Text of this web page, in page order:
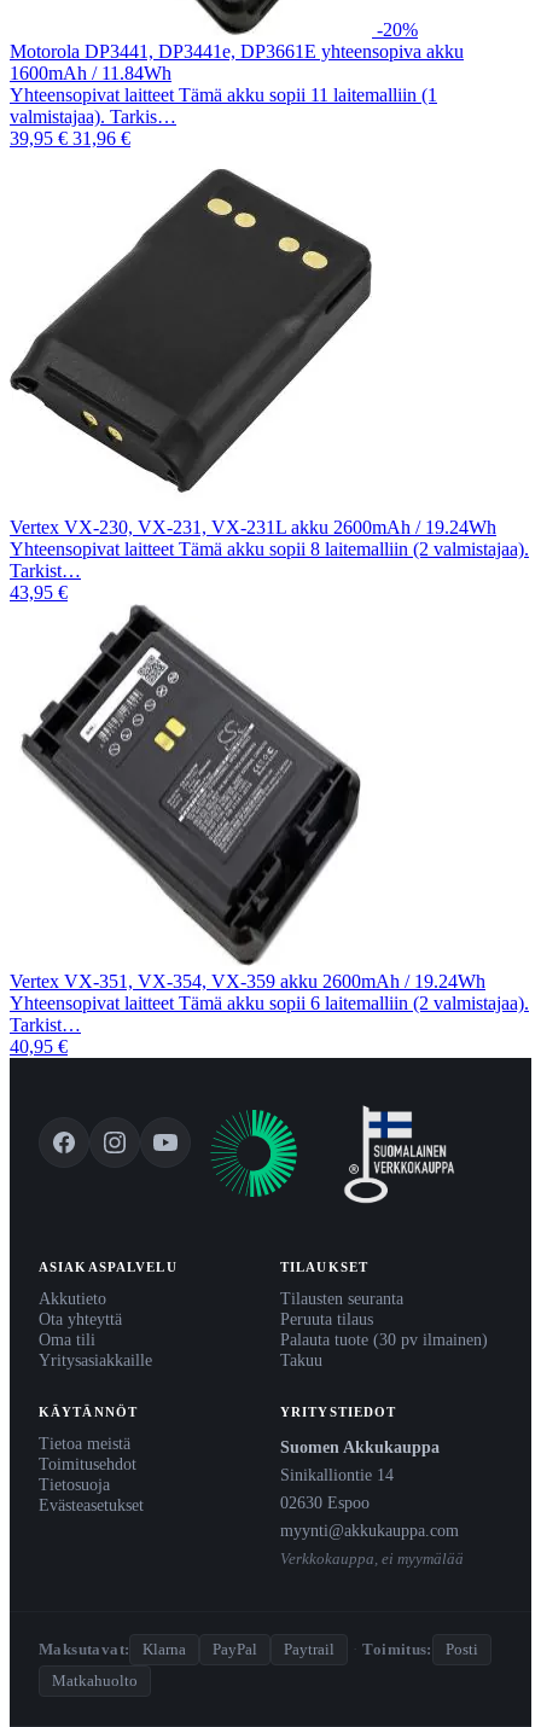
-20%
Motorola DP3441, DP3441e, DP3661E yhteensopiva akku
1600mAh / 11.84Wh
Yhteensopivat laitteet Tämä akku sopii 11 laitemalliin (1
valmistajaa). Tarkis…
39,95 € 31,96 €
Vertex VX-230, VX-231, VX-231L akku 2600mAh / 19.24Wh
Yhteensopivat laitteet Tämä akku sopii 8 laitemalliin (2 valmistajaa).
Tarkist…
43,95 €
Vertex VX-351, VX-354, VX-359 akku 2600mAh / 19.24Wh
Yhteensopivat laitteet Tämä akku sopii 6 laitemalliin (2 valmistajaa).
Tarkist…
40,95 €
ASIAKASPALVELU
Akkutieto
Ota yhteyttä
Oma tili
Yritysasiakkaille
TILAUKSET
Tilausten seuranta
Peruuta tilaus
Palauta tuote (30 pv ilmainen)
Takuu
KÄYTÄNNÖT
Tietoa meistä
Toimitusehdot
Tietosuoja
Evästeasetukset
YRITYSTIEDOT
Suomen Akkukauppa
Sinikalliontie 14
02630 Espoo
myynti@akkukauppa.com
Verkkokauppa, ei myymälää
Maksutavat: Klarna PayPal Paytrail · Toimitus:
Posti
Matkahuolto